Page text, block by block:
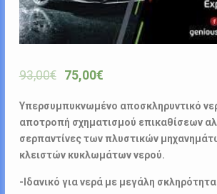
93,00€ 75,00€
Υπερσυμπυκνωμένο αποσκληρυντικό
αποτροπή σχηματισμού επικαθίσεων
σερπαντίνες των πλυστικών
κλειστών κυκλωμάτων νερού.
-Ιδανικό για νερά με μεγάλη